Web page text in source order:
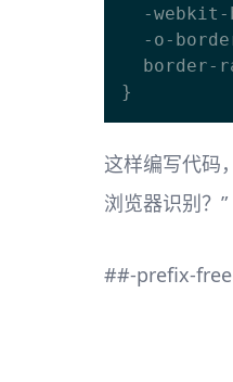
这样编写代码
浏览器识别？”
##-prefix-free